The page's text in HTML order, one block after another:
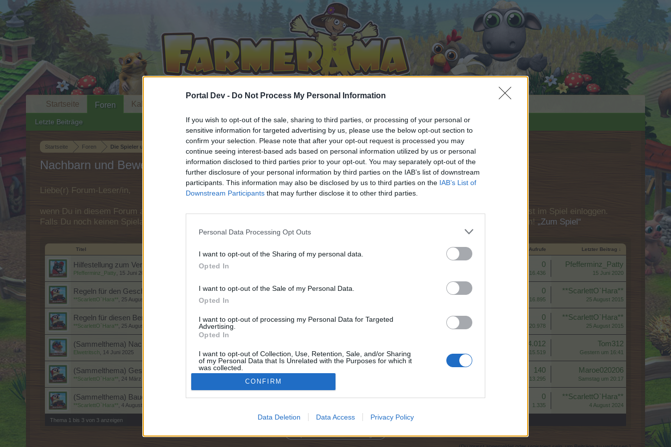
Portal Dev - Do Not Process My Personal Information
If you wish to opt-out of the sale, sharing to third parties, or processing of your personal or
sensitive information for targeted advertising by us, please use the below opt-out section to
confirm your selection. Please note that after your opt-out request is processed you may
continue seeing interest-based ads based on personal information utilized by us or personal
information disclosed to third parties prior to your opt-out. You may separately opt-out of the
further disclosure of your personal information by third parties on the IAB’s list of downstream
participants. This information may also be disclosed by us to third parties on the IAB’s List of
Downstream Participants that may further disclose it to other third parties.
Personal Data Processing Opt Outs
I want to opt-out of the Sharing of my personal data.
Opted In
I want to opt-out of the Sale of my Personal Data.
Opted In
I want to opt-out of processing my Personal Data for Targeted
Advertising.
Opted In
I want to opt-out of Collection, Use, Retention, Sale, and/or Sharing
of my Personal Data that Is Unrelated with the Purposes for which it
was collected.
CONFIRM
Data Deletion Data Access Privacy Policy
Startseite Foren Die Spieler und das Spiel
Nachbarn und Bewertungen
Liebe(r) Forum-Leser/in,
wenn Du in diesem Forum aktiv an den Gesprächen teilnehmen oder eigene Themen starten möchtest, musst Du Dich bitte zunächst im Spiel einloggen.
Falls Du noch keinen Spielaccount besitzt, bitte registriere Dich neu. Wir freuen uns auf Deinen nächsten Besuch in unserem Forum! „Zum Spiel“
Titel Startdatum Aufrufe Letzter Beitrag ↓
Hilfestellung zum Verhalten beim Event Gift and Trade
Pfefferminz_Patty 15 Juni 2020
0
16.436
Pfefferminz_Patty
15 Juni 2020
Regeln für den Geschenk- und Handelstag
**ScarlettO`Hara** 25 August 2015
0
16.895
**ScarlettO`Hara**
25 August 2015
Regeln für diesen Bereich
**ScarlettO`Hara** 25 August 2015
0
20.978
**ScarlettO`Hara**
25 August 2015
(Sammelthema) Nachbarschaftssuche VI
Elwetritsch 14 Juni 2025
4.012
315.519
Tom312
Gestern um 16:41
(Sammelthema) Geschenke
**ScarlettO`Hara** 24 März 2025
140
13.295
Maroe020206
Samstag um 20:17
(Sammelthema) Bauernhochzeit
**ScarlettO`Hara** 4 August 2024
0
1.335
**ScarlettO`Hara**
4 August 2024
Thema 1 bis 3 von 3 anzeigen
Optionen für die Themenanzeige
Startseite Foren
Letzte Beiträge
Kalender